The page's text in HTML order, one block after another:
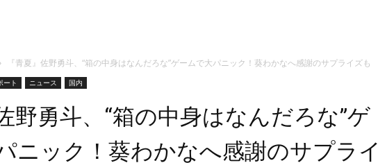
『青夏』佐野勇斗、“箱の中身はなんだろな”ゲームで大パニック！葵わかなへ感謝のサプライズも
ート ニュース 国内
野勇斗、“箱の中身はなんだろな”ゲ
ニック！葵わかなへ感謝のサプライ